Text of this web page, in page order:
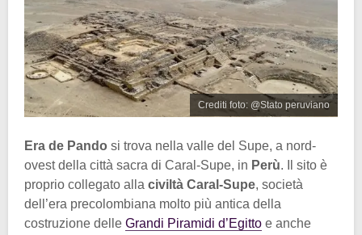
Crediti foto: @Stato peruviano
Era de Pando si trova nella valle del Supe, a nord-
ovest della città sacra di Caral-Supe, in Perù. Il sito è
proprio collegato alla civiltà Caral-Supe, società
dell’era precolombiana molto più antica della
costruzione delle Grandi Piramidi d’Egitto e anche